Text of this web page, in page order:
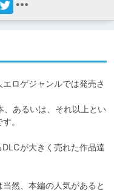
ロゲジャンルでは発売さ
あるいは、それ以上とい
。
が大きく売れた作品達
然、本編の人気があると